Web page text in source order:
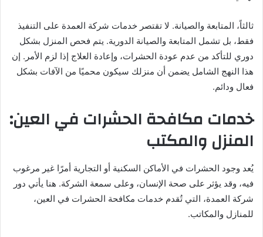
ثالثاً، المتابعة والصيانة. لا تقتصر خدمات شركة العمدة على التنفيذ
فقط، بل تشمل المتابعة والصيانة الدورية. يتم فحص المنزل بشكل
دوري للتأكد من عدم عودة الحشرات، وإعادة العلاج إذا لزم الأمر. إن
هذا النهج الشامل يضمن أن منزلك سيكون محميًا من الآفات بشكل
فعال ودائم.
خدمات مكافحة الحشرات في العين:
المنزل والمكتب
يُعد وجود الحشرات في الأماكن السكنية أو التجارية أمرًا غير مرغوب
فيه، وقد يؤثر على صحة الإنسان، وعلى سمعة الشركة. هنا يأتي دور
شركة العمدة، التي تُقدم خدمات مكافحة الحشرات في العين،
للمنازل والمكاتب.